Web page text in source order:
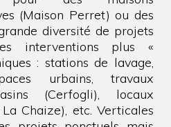
(Maison Perret) ou des
diversité de projets
interventions plus «
: stations de lavage,
urbains, travaux
(Cerfogli), locaux
Chaize), etc. Verticales